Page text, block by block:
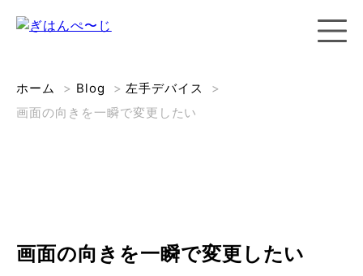
ホーム > Blog >左手デバイス
>
画面の向きを一瞬で変更したい
画面の向きを一瞬で変更したい